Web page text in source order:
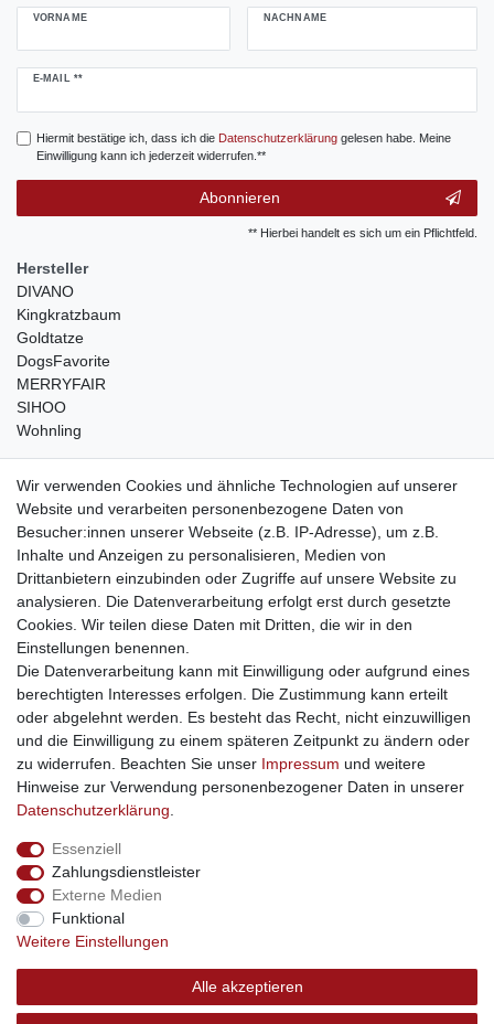
VORNAME NACHNAME
E-MAIL **
Newsletter
Hiermit bestätige ich, dass ich die Daten­schutz­erklärunggelesen habe. Meine
Einwilligung kann ich jederzeit widerrufen.**
Abonnieren
** Hierbei handelt es sich um ein Pflichtfeld.
Hersteller
DIVANO
Kingkratzbaum
Goldtatze
DogsFavorite
MERRYFAIR
SIHOO
Wohnling
weitere Shops
traumlampen- Lampen und Kronleuchter
kinderwagencenter- Exklusive und günstige Kinderwagen
gastrogeraete24- alles für Gastronomie und Imbiss
soziale Medien
Facebook
sicher einkaufen
Sichere Bestellung und Zahlung via SSL Verschlüsselung
Wir verwenden Cookies und ähnliche Technologien auf unserer
Website und verarbeiten personenbezogene Daten von
Besucher:innen unserer Webseite (z.B. IP-Adresse), um z.B.
Inhalte und Anzeigen zu personalisieren, Medien von
Drittanbietern einzubinden oder Zugriffe auf unsere Website zu
analysieren. Die Datenverarbeitung erfolgt erst durch gesetzte
Cookies. Wir teilen diese Daten mit Dritten, die wir in den
Einstellungen benennen.
Die Datenverarbeitung kann mit Einwilligung oder aufgrund eines
berechtigten Interesses erfolgen. Die Zustimmung kann erteilt
oder abgelehnt werden. Es besteht das Recht, nicht einzuwilligen
und die Einwilligung zu einem späteren Zeitpunkt zu ändern oder
zu widerrufen. Beachten Sie unser Impressum und weitere
Hinweise zur Verwendung personenbezogener Daten in unserer
Daten­schutz­erklärung
Essenziell
Zahlungsdienstleister
Externe Medien
Funktional
Weitere Einstellungen
Alle akzeptieren
Widerrufs­recht Widerrufs­formular
Daten­schutz­erklärung
© Copyright 2026 | swisshandel24.ch | Firmensitz: 8598